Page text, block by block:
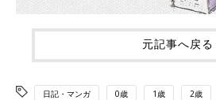
元記事へ戻る
日記・マンガ 0歳 1歳 2歳